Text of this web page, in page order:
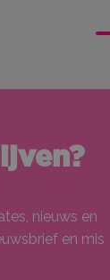
nieuws en
en mis